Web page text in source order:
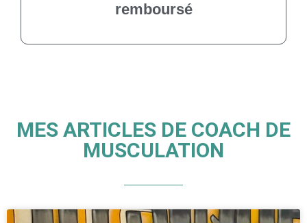
remboursé
MES ARTICLES DE COACH DE
MUSCULATION